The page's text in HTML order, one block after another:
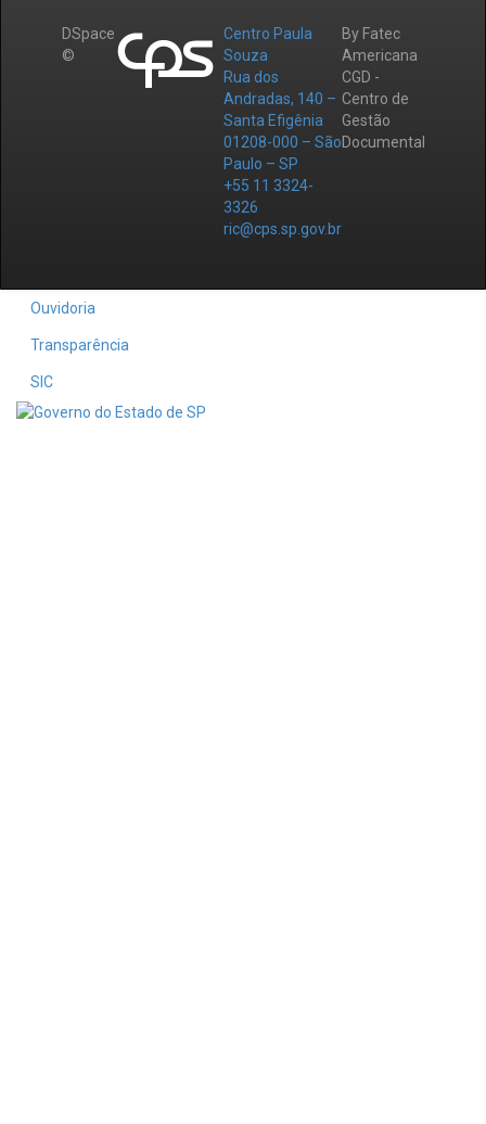
DSpace
©
Centro Paula
Souza
Rua dos
Andradas, 140 –
Santa Efigênia
01208-000 – São
Paulo – SP
+55 11 3324-
3326
ric@cps.sp.gov.br
By Fatec
Americana
CGD -
Centro de
Gestão
Documental
Ouvidoria
Transparência
SIC